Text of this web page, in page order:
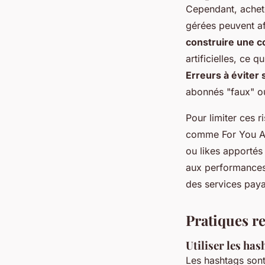
Cependant,
gérées peuvent
construire une
artificielles, ce
Erreurs à éviter
abonnés "faux"
Pour limiter ces
comme For You
ou likes
aux
des services
Pratiques
Utiliser les
Les hashtags